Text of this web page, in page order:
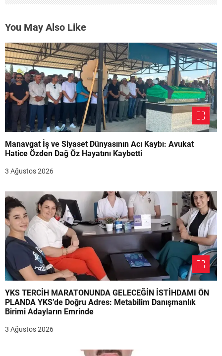
You May Also Like
Manavgat İş ve Siyaset Dünyasının Acı Kaybı: Avukat
Hatice Özden Dağ Öz Hayatını Kaybetti
3 Ağustos 2026
YKS TERCİH MARATONUNDA GELECEĞİN İSTİHDAMI ÖN
PLANDA YKS’de Doğru Adres: Metabilim Danışmanlık
Birimi Adayların Emrinde
3 Ağustos 2026